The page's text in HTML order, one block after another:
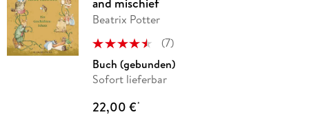
Beatrix Potter
(7)
Buch (gebunden)
Sofort lieferbar
22,00 €*